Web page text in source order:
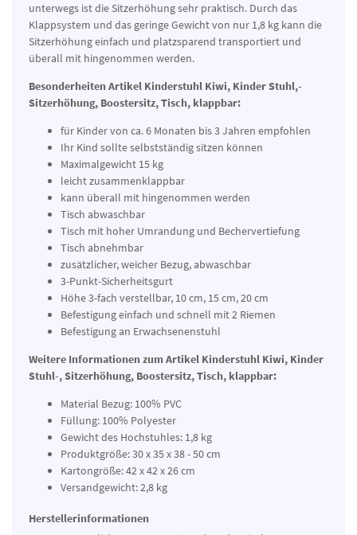
unterwegs ist die Sitzerhöhung sehr praktisch. Durch das
Klappsystem und das geringe Gewicht von nur 1,8 kg kann die
Sitzerhöhung einfach und platzsparend transportiert und
überall mit hingenommen werden.
Besonderheiten Artikel Kinderstuhl Kiwi, Kinder Stuhl,-
Sitzerhöhung, Boostersitz, Tisch, klappbar:
für Kinder von ca. 6 Monaten bis 3 Jahren empfohlen
Ihr Kind sollte selbstständig sitzen können
Maximalgewicht 15 kg
leicht zusammenklappbar
kann überall mit hingenommen werden
Tisch abwaschbar
Tisch mit hoher Umrandung und Bechervertiefung
Tisch abnehmbar
zusätzlicher, weicher Bezug, abwaschbar
3-Punkt-Sicherheitsgurt
Höhe 3-fach verstellbar, 10 cm, 15 cm, 20 cm
Befestigung einfach und schnell mit 2 Riemen
Befestigung an Erwachsenenstuhl
Weitere Informationen zum Artikel Kinderstuhl Kiwi, Kinder
Stuhl-, Sitzerhöhung, Boostersitz, Tisch, klappbar:
Material Bezug: 100% PVC
Füllung: 100% Polyester
Gewicht des Hochstuhles: 1,8 kg
Produktgröße: 30 x 35 x 38 - 50 cm
Kartongröße: 42 x 42 x 26 cm
Versandgewicht: 2,8 kg
Herstellerinformationen